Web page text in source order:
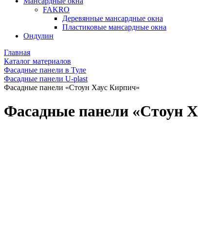
FAKRO
Деревянные мансардные окна
Пластиковые мансардные окна
Ондулин
Главная
Каталог материалов
Фасадные панели в Туле
Фасадные панели U-plast
Фасадные панели «Стоун Хаус Кирпич»
Фасадные панели «Стоун